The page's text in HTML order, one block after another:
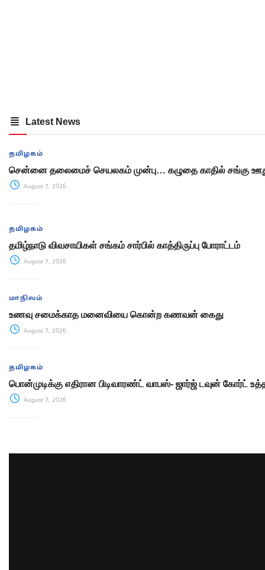
Latest News
தமிழகம்
சென்னை தலைமைச் செயலகம் முன்பு… கழுதை காதில் சங்கு
August 7, 2026
தமிழகம்
தமிழ்நாடு விவசாயிகள் சங்கம் சார்பில் காத்திருப்பு போராட்டம்
August 7, 2026
மாநிலம்
உணவு சமைக்காத மனைவியை கொன்ற கணவன் கைது
August 7, 2026
தமிழகம்
பொன்முடிக்கு எதிரான பிடிவாரண்ட் வாபஸ்- ஜார்ஜ் டவுன் கோர்ட்
August 7, 2026